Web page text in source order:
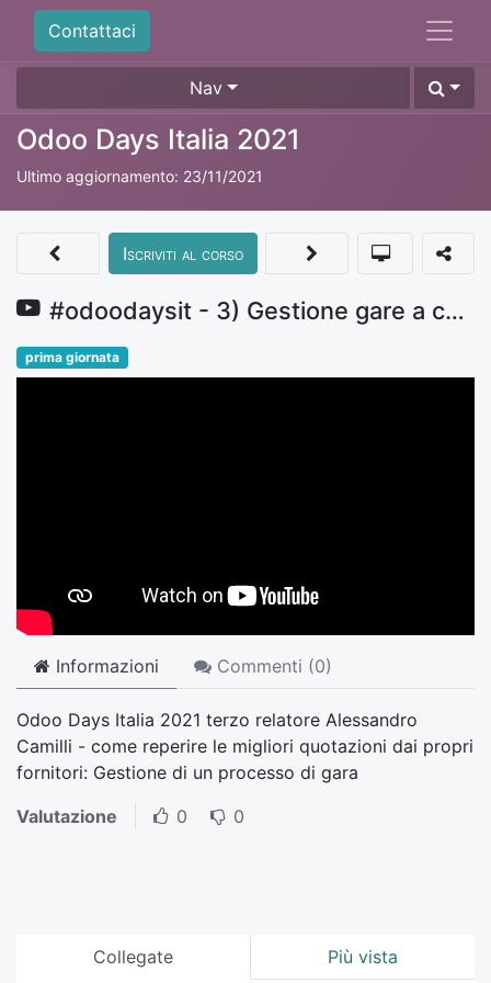
Contattaci
Nav
Odoo Days Italia 2021
Ultimo aggiornamento: 23/11/2021
Collegate Più vista
#odoodaysit - 3) Gestione gare a cura di Alessandro Camilli
Iscriviti al corso
prima giornata
Informazioni Commenti (0)
Odoo Days Italia 2021 terzo relatore Alessandro
Camilli - come reperire le migliori quotazioni dai propri
fornitori: Gestione di un processo di gara
Valutazione
0 0